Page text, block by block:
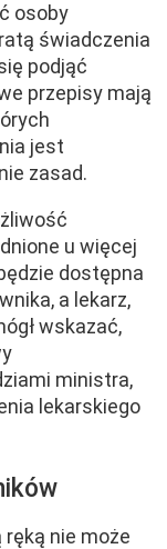
osoby
świadczenia
podjąć
przepisy mają
jest
zasad.
u więcej
dostępna
a lekarz,
wskazać,
ministra,
lekarskiego
ręką nie może